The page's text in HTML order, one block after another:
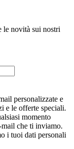
le novità sui nostri
personalizzate e
e le offerte speciali.
momento
che ti inviamo.
i tuoi dati personali